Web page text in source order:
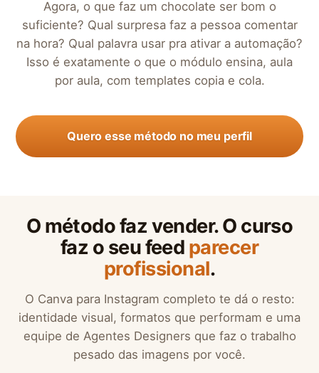
Agora, o que faz um chocolate ser bom o
suficiente? Qual surpresa faz a pessoa comentar
na hora? Qual palavra usar pra ativar a automação?
Isso é exatamente o que o módulo ensina, aula
por aula, com templates copia e cola.
Quero esse método no meu perfil
O método faz vender. O curso
faz o seu feed parecer
profissional.
O Canva para Instagram completo te dá o resto:
identidade visual, formatos que performam e uma
equipe de Agentes Designers que faz o trabalho
pesado das imagens por você.